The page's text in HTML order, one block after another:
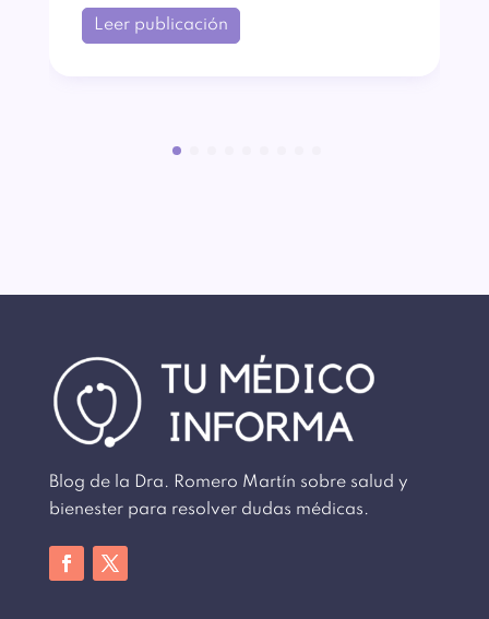
Leer publicación
Blog de la Dra. Romero Martín sobre salud y
bienester para resolver dudas médicas.